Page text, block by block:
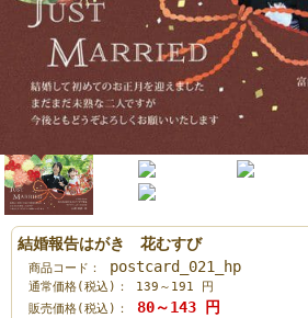
結婚報告はがき 花むすび
商品コード： postcard_021_hp
通常価格(税込)： 139～191
円
販売価格(税込)：
80～143 円